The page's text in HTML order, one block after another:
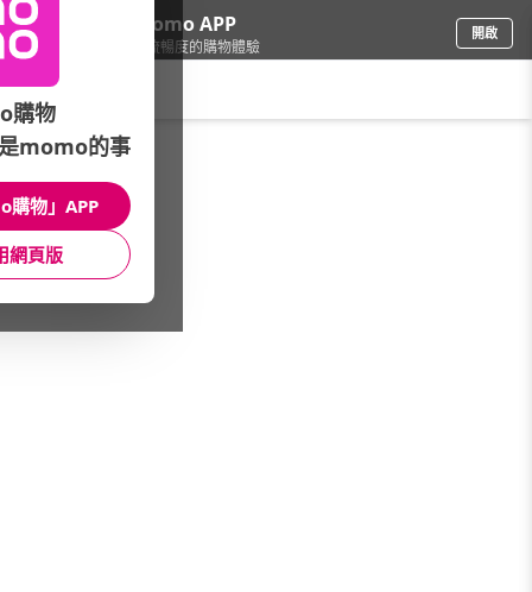
下載momo APP
給你3倍流暢度的購物體驗
開啟
品牌旗艦/ROBINMAY
本館精選商品
館長推薦 月銷量
購物
momo的事
購物」APP
網頁版